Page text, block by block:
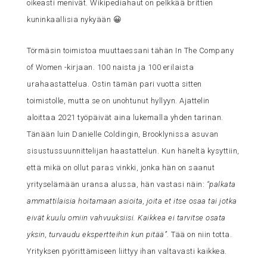
oikeasti menivät. Wikipediahaut on pelkkää brittien
kuninkaallisia nykyään 😀
Törmäsin toimistoa muuttaessani tähän In The Company
of Women -kirjaan. 100 naista ja 100 erilaista
urahaastattelua. Ostin tämän pari vuotta sitten
toimistolle, mutta se on unohtunut hyllyyn. Ajattelin
aloittaa 2021 työpäivät aina lukemalla yhden tarinan.
Tänään luin Danielle Coldingin, Brooklynissa asuvan
sisustussuunnittelijan haastattelun. Kun häneltä kysyttiin,
että mikä on ollut paras vinkki, jonka hän on saanut
yrityselämään uransa alussa, hän vastasi näin: “palkata
ammattilaisia hoitamaan asioita, joita et itse osaa tai jotka
eivät kuulu omiin vahvuuksiisi. Kaikkea ei tarvitse osata
yksin, turvaudu ekspertteihin kun pitää”. Tää on niin totta.
Yrityksen pyörittämiseen liittyy ihan valtavasti kaikkea.